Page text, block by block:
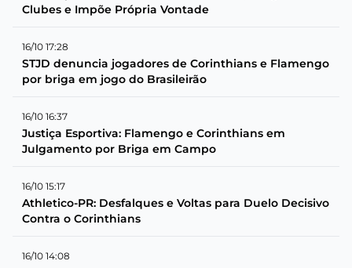
Clubes e Impõe Própria Vontade
16/10 17:28
STJD denuncia jogadores de Corinthians e Flamengo
por briga em jogo do Brasileirão
16/10 16:37
Justiça Esportiva: Flamengo e Corinthians em
Julgamento por Briga em Campo
16/10 15:17
Athletico-PR: Desfalques e Voltas para Duelo Decisivo
Contra o Corinthians
16/10 14:08